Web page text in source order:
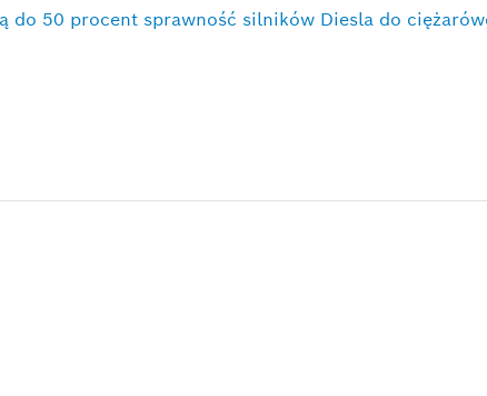
do 50 procent sprawność silników Diesla do